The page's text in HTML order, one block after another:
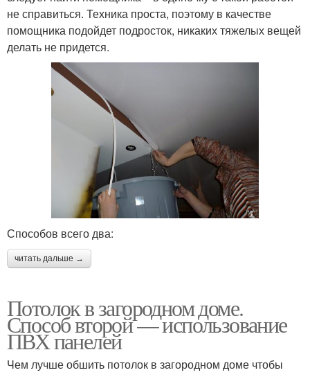
не справиться. Техника проста, поэтому в качестве
помощника подойдет подросток, никаких тяжелых вещей
делать не придется.
Способов всего два:
читать дальше →
Потолок в загородном доме.
Способ второй — использование
ПВХ панелей
Чем лучше обшить потолок в загородном доме чтобы